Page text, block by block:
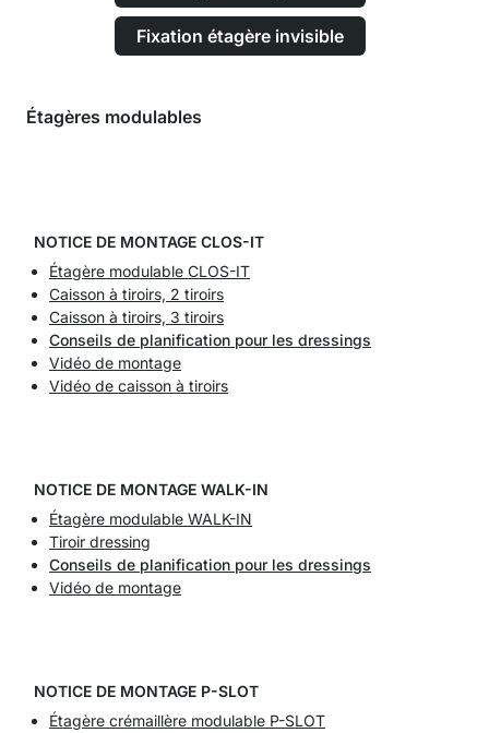
Fixation étagère invisible
Étagères modulables
NOTICE DE MONTAGE CLOS-IT
Étagère modulable CLOS-IT
Caisson à tiroirs, 2 tiroirs
Caisson à tiroirs, 3 tiroirs
Conseils de planification pour les dressings
Vidéo de montage
Vidéo de caisson à tiroirs
NOTICE DE MONTAGE WALK-IN
Étagère modulable WALK-IN
Tiroir dressing
Conseils de planification pour les dressings
Vidéo de montage
NOTICE DE MONTAGE P-SLOT
Étagère crémaillère modulable P-SLOT